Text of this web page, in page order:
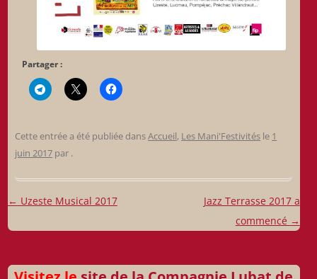
Partager :
Cette entrée a été publiée dansAccueil, Les Mani'Festivités le 1
juin 2017 par .
Navigation
← Uzeste Musical 2017
Jazz Terrasse 2017 a
commencé →